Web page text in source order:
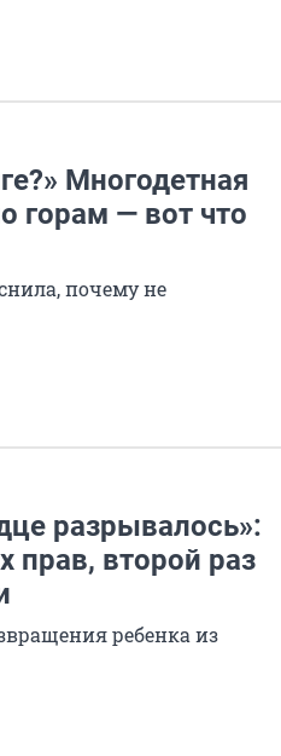
Многодетная
горам — вот что
почему не
разрывалось»:
прав, второй раз
ребенка из